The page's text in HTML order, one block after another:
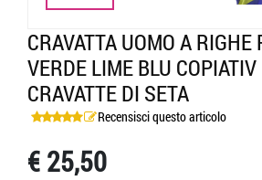
CRAVATTA UOMO A RIGHE
VERDE LIME BLU
CRAVATTE DI SETA
Recensisci questo articolo
€ 25,50